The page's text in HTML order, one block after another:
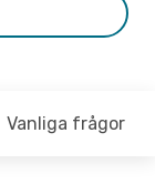
Vanliga frågor